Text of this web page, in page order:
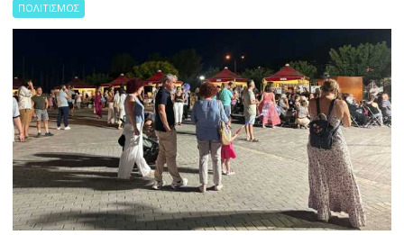
ΠΟΛΙΤΙΣΜΟΣ